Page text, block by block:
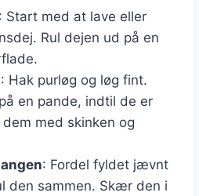
: Start med at lave eller
Rul dejen ud på en
: Hak purløg og løg fint.
en pande, indtil de er
med skinken og
: Fordel fyldet jævnt
den sammen. Skær den i